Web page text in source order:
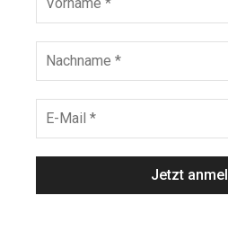
e
r
n
m
c
h
a
M
a
l